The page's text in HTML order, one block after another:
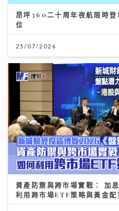
昂坪360二十周年夜航限時
位
25/07/2026
資產防禦與跨市場實戰： 加
利用跨市場ETF策略與黃金配